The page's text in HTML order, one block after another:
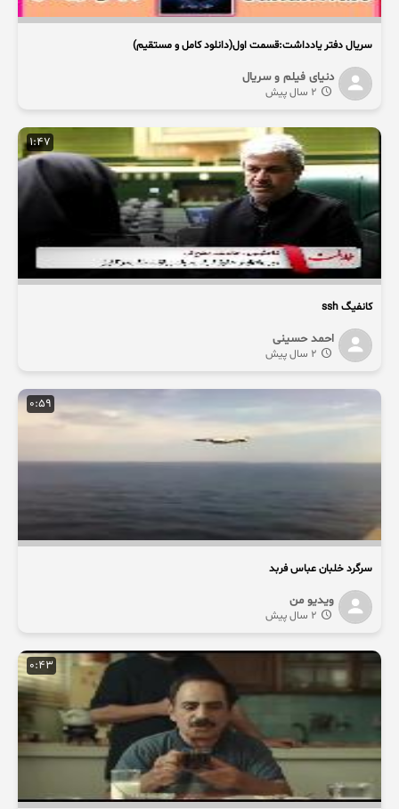
سریال دفتر یادداشت:قسمت اول(دانلود کامل و مستقیم)
دنیای فیلم و سریال
1:47
کانفیگ ssh
احمد حسینی
0:59
سرگرد خلبان عباس فربد
ویدیو من
0:43